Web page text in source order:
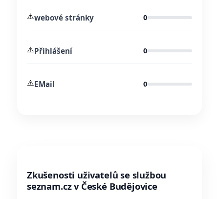
⚠️webové stránky 0
⚠️Přihlášení 0
⚠️EMail 0
Zkušenosti uživatelů se službou
seznam.cz v České Budějovice